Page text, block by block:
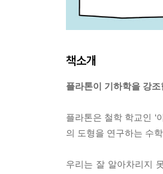
책소개
플라톤이 기하학을 강
플라톤은 철학 학교인 ‘
의 도형을 연구하는 수
우리는 잘 알아차리지